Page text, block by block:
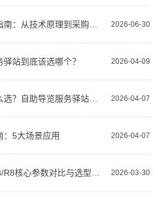
2026-06-30
景区导游无线讲解器选购指南：从技术原理到采购决策
2026-04-09
站到底该选哪个？
2026-04-07
景区博物馆共享讲解器怎么选？自助导览服务驿站部署全攻略（2026版）
2026-04-07
：5大场景应用
2026-03-30
无线讲解器哪款好？E8/K8/R8核心参数对比与选型指南